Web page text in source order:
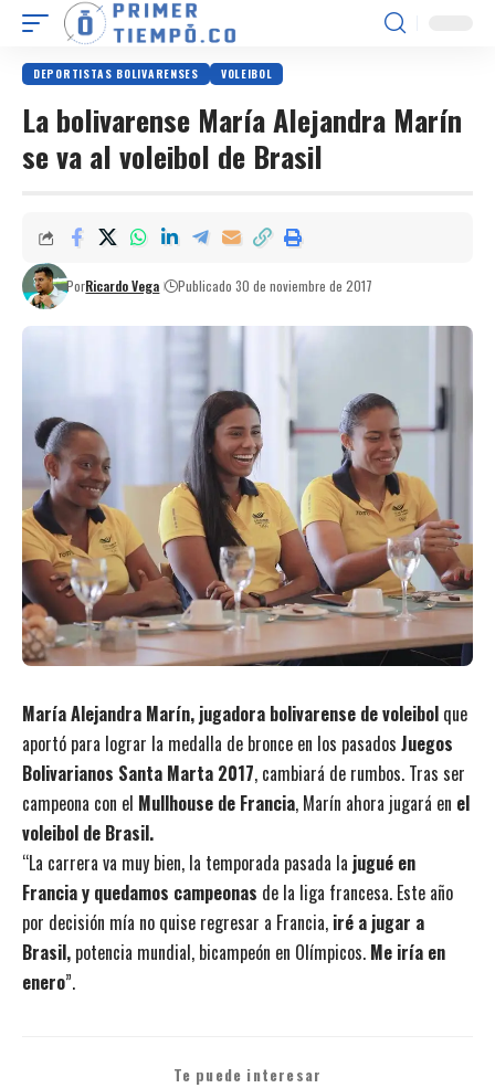
DEPORTISTAS BOLIVARENSES VOLEIBOL
La bolivarense María Alejandra Marín
se va al voleibol de Brasil
PorRicardo Vega Publicado 30 de noviembre de 2017
María Alejandra Marín, jugadora bolivarense de voleibol que
aportó para lograr la medalla de bronce en los pasados Juegos
Bolivarianos Santa Marta 2017, cambiará de rumbos. Tras ser
campeona con el Mullhouse de Francia, Marín ahora jugará en el
voleibol de Brasil.
“La carrera va muy bien, la temporada pasada la jugué en
Francia y quedamos campeonas de la liga francesa. Este año
por decisión mía no quise regresar a Francia, iré a jugar a
Brasil, potencia mundial, bicampeón en Olímpicos. Me iría en
enero”.
Te puede interesar